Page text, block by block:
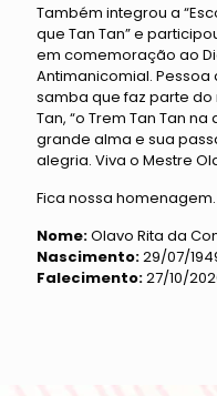
Também integrou a
que Tan Tan” e
em comemoração ao
Antimanicomial.
samba que faz parte do
Tan, “o Trem Tan Tan
grande alma e sua
alegria. Viva o Mestre
Fica nossa homenagem.
Nome:Olavo Rita da
Nascimento:29/07/
Falecimento:27/10/